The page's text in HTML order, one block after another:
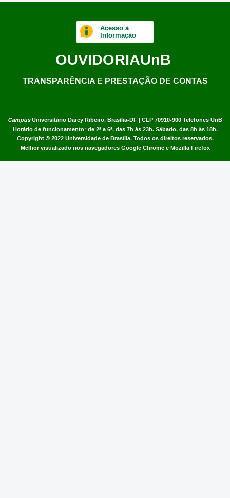
CampusUniversitário Darcy Ribeiro, Brasília-DF | CEP 70910-900 Telefones UnB
Horário de funcionamento: de 2ª a 6ª, das 7h às 23h. Sábado, das 8h às 18h.
Copyright © 2022 Universidade de Brasília. Todos os direitos reservados.
Melhor visualizado nos navegadores Google Chrome e Mozilla Firefox
Acesso à
Informação
OUVIDORIAUnB
TRANSPARÊNCIA E PRESTAÇÃO DE CONTAS